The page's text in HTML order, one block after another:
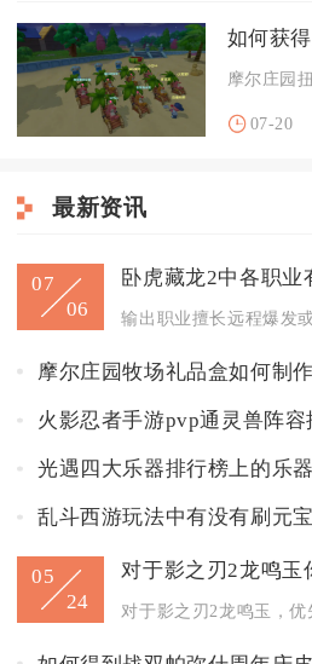
07-20
最新资讯
07
06
摩尔庄园牧场礼品盒如何制作
火影忍者手游pvp通灵兽阵
光遇四大乐器排行榜上的乐
乱斗西游玩法中有没有刷元
05
24